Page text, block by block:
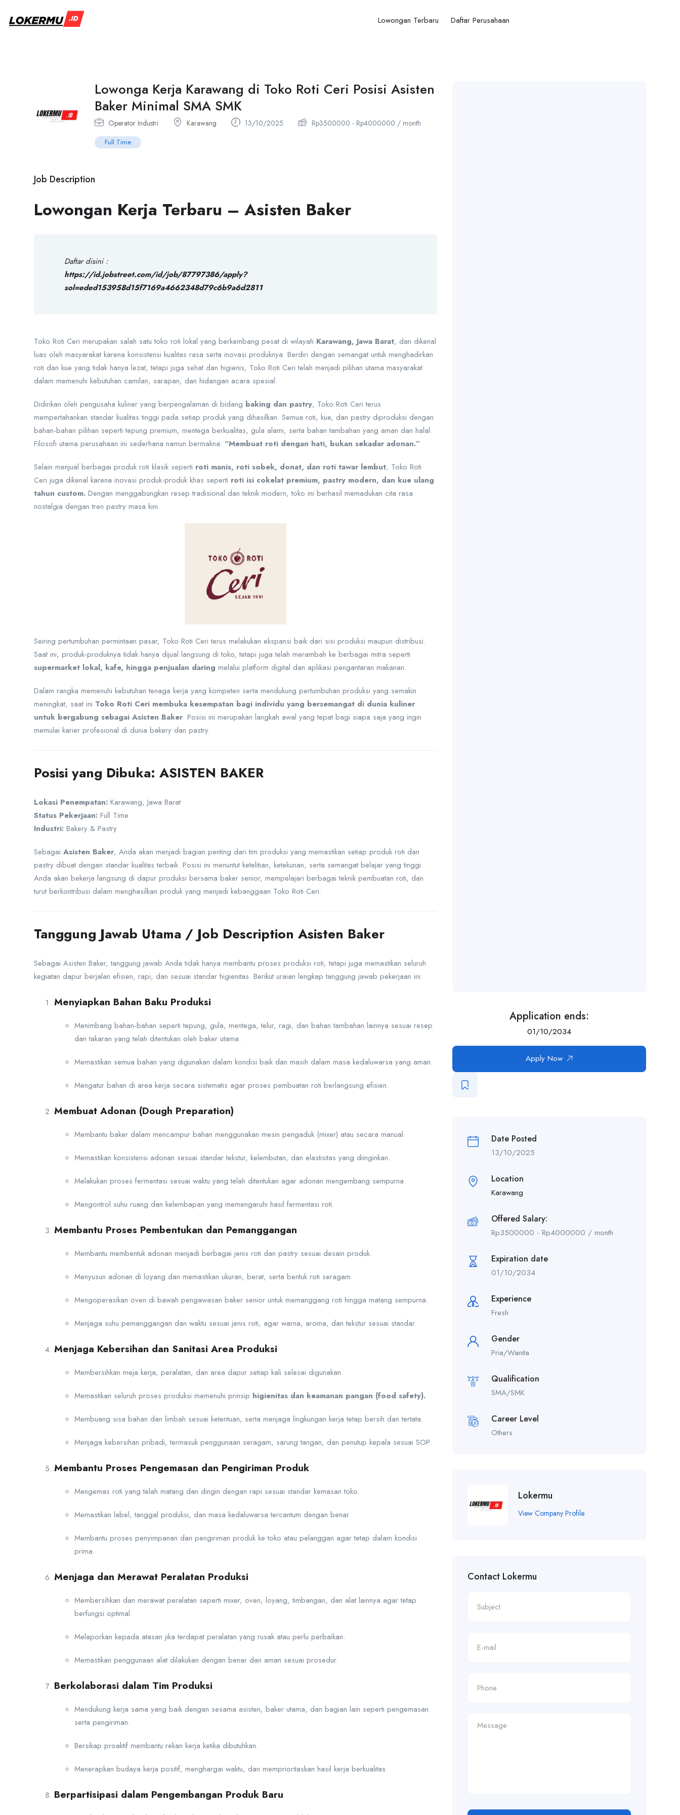
Lowongan Terbaru Daftar Perusahaan
Lowonga Kerja Karawang di Toko Roti Ceri Posisi Asisten
Baker Minimal SMA SMK
Operator Industri Karawang 13/10/2025 Rp3500000 - Rp4000000 / month
Full Time
Job Description
Lowongan Kerja Terbaru – Asisten Baker
Daftar disini :
https://id.jobstreet.com/id/job/87797386/apply?
sol=eded153958d15f7169a4662348d79c6b9a6d2811
Toko Roti Ceri merupakan salah satu toko roti lokal yang berkembang pesat di wilayah Karawang, Jawa Barat, dan dikenal
luas oleh masyarakat karena konsistensi kualitas rasa serta inovasi produknya. Berdiri dengan semangat untuk menghadirkan
roti dan kue yang tidak hanya lezat, tetapi juga sehat dan higienis, Toko Roti Ceri telah menjadi pilihan utama masyarakat
dalam memenuhi kebutuhan camilan, sarapan, dan hidangan acara spesial.
Didirikan oleh pengusaha kuliner yang berpengalaman di bidang baking dan pastry, Toko Roti Ceri terus
mempertahankan standar kualitas tinggi pada setiap produk yang dihasilkan. Semua roti, kue, dan pastry diproduksi dengan
bahan-bahan pilihan seperti tepung premium, mentega berkualitas, gula alami, serta bahan tambahan yang aman dan halal.
Filosofi utama perusahaan ini sederhana namun bermakna: “Membuat roti dengan hati, bukan sekadar adonan.”
Selain menjual berbagai produk roti klasik seperti roti manis, roti sobek, donat, dan roti tawar lembut, Toko Roti
Ceri juga dikenal karena inovasi produk-produk khas seperti roti isi cokelat premium, pastry modern, dan kue ulang
tahun custom. Dengan menggabungkan resep tradisional dan teknik modern, toko ini berhasil memadukan cita rasa
nostalgia dengan tren pastry masa kini.
Seiring pertumbuhan permintaan pasar, Toko Roti Ceri terus melakukan ekspansi baik dari sisi produksi maupun distribusi.
Saat ini, produk-produknya tidak hanya dijual langsung di toko, tetapi juga telah merambah ke berbagai mitra seperti
supermarket lokal, kafe, hingga penjualan daring melalui platform digital dan aplikasi pengantaran makanan.
Dalam rangka memenuhi kebutuhan tenaga kerja yang kompeten serta mendukung pertumbuhan produksi yang semakin
meningkat, saat ini Toko Roti Ceri membuka kesempatan bagi individu yang bersemangat di dunia kuliner
untuk bergabung sebagai Asisten Baker. Posisi ini merupakan langkah awal yang tepat bagi siapa saja yang ingin
memulai karier profesional di dunia bakery dan pastry.
Posisi yang Dibuka: ASISTEN BAKER
Lokasi Penempatan: Karawang, Jawa Barat
Status Pekerjaan: Full Time
Industri: Bakery & Pastry
Sebagai Asisten Baker, Anda akan menjadi bagian penting dari tim produksi yang memastikan setiap produk roti dan
pastry dibuat dengan standar kualitas terbaik. Posisi ini menuntut ketelitian, ketekunan, serta semangat belajar yang tinggi.
Anda akan bekerja langsung di dapur produksi bersama baker senior, mempelajari berbagai teknik pembuatan roti, dan
turut berkontribusi dalam menghasilkan produk yang menjadi kebanggaan Toko Roti Ceri.
Tanggung Jawab Utama / Job Description Asisten Baker
Sebagai Asisten Baker, tanggung jawab Anda tidak hanya membantu proses produksi roti, tetapi juga memastikan seluruh
kegiatan dapur berjalan efisien, rapi, dan sesuai standar higienitas. Berikut uraian lengkap tanggung jawab pekerjaan ini:
Menyiapkan Bahan Baku Produksi
Menimbang bahan-bahan seperti tepung, gula, mentega, telur, ragi, dan bahan tambahan lainnya sesuai resep
dan takaran yang telah ditentukan oleh baker utama.
Memastikan semua bahan yang digunakan dalam kondisi baik dan masih dalam masa kedaluwarsa yang aman.
Mengatur bahan di area kerja secara sistematis agar proses pembuatan roti berlangsung efisien.
Membuat Adonan (Dough Preparation)
Membantu baker dalam mencampur bahan menggunakan mesin pengaduk (mixer) atau secara manual.
Memastikan konsistensi adonan sesuai standar tekstur, kelembutan, dan elastisitas yang diinginkan.
Melakukan proses fermentasi sesuai waktu yang telah ditentukan agar adonan mengembang sempurna.
Mengontrol suhu ruang dan kelembapan yang memengaruhi hasil fermentasi roti.
Membantu Proses Pembentukan dan Pemanggangan
Membantu membentuk adonan menjadi berbagai jenis roti dan pastry sesuai desain produk.
Menyusun adonan di loyang dan memastikan ukuran, berat, serta bentuk roti seragam.
Mengoperasikan oven di bawah pengawasan baker senior untuk memanggang roti hingga matang sempurna.
Menjaga suhu pemanggangan dan waktu sesuai jenis roti, agar warna, aroma, dan tekstur sesuai standar.
Menjaga Kebersihan dan Sanitasi Area Produksi
Membersihkan meja kerja, peralatan, dan area dapur setiap kali selesai digunakan.
Memastikan seluruh proses produksi memenuhi prinsip higienitas dan keamanan pangan (food safety).
Membuang sisa bahan dan limbah sesuai ketentuan, serta menjaga lingkungan kerja tetap bersih dan tertata.
Menjaga kebersihan pribadi, termasuk penggunaan seragam, sarung tangan, dan penutup kepala sesuai SOP.
Membantu Proses Pengemasan dan Pengiriman Produk
Mengemas roti yang telah matang dan dingin dengan rapi sesuai standar kemasan toko.
Memastikan label, tanggal produksi, dan masa kedaluwarsa tercantum dengan benar.
Membantu proses penyimpanan dan pengiriman produk ke toko atau pelanggan agar tetap dalam kondisi
prima.
Menjaga dan Merawat Peralatan Produksi
Membersihkan dan merawat peralatan seperti mixer, oven, loyang, timbangan, dan alat lainnya agar tetap
berfungsi optimal.
Melaporkan kepada atasan jika terdapat peralatan yang rusak atau perlu perbaikan.
Memastikan penggunaan alat dilakukan dengan benar dan aman sesuai prosedur.
Berkolaborasi dalam Tim Produksi
Mendukung kerja sama yang baik dengan sesama asisten, baker utama, dan bagian lain seperti pengemasan
serta pengiriman.
Bersikap proaktif membantu rekan kerja ketika dibutuhkan.
Menerapkan budaya kerja positif, menghargai waktu, dan memprioritaskan hasil kerja berkualitas.
Berpartisipasi dalam Pengembangan Produk Baru
Application ends:
01/10/2034
Apply Now
Date Posted
13/10/2025
Location
Karawang
Offered Salary:
Rp3500000 - Rp4000000 / month
Expiration date
01/10/2034
Experience
Fresh
Gender
Pria/Wanita
Qualification
SMA/SMK
Career Level
Others
Lokermu
View Company Profile
Contact Lokermu